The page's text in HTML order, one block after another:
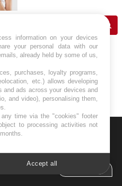
: un risque de
grêle
information on your devices
your personal data with our
already held by some of us,
purchases, loyalty programs,
etc.) allows developing
ads across your devices and
and video), personalising them,
time via the "cookies" footer
to processing activities not
Accept all